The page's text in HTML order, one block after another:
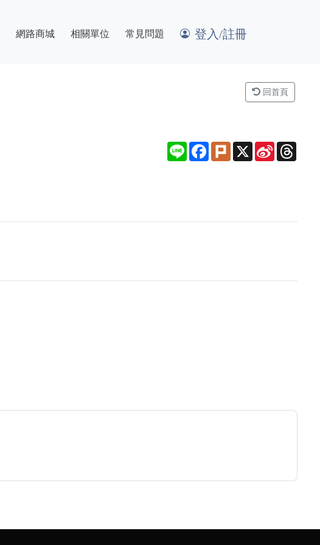
網路商城 相關單位 常見問題 登入/註冊
回首頁
Line Facebook
Plurk X
Sina
Weibo